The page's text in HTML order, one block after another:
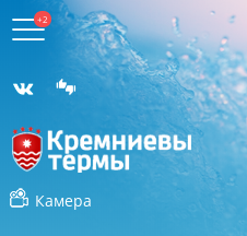
+2
Камера